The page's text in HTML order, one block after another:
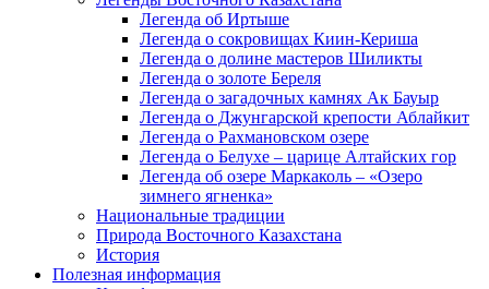
Легенда об Иртыше
Легенда о сокровищах Киин-Кериша
Легенда о долине мастеров Шиликты
Легенда о золоте Береля
Легенда о загадочных камнях Ак Бауыр
Легенда о Джунгарской крепости Аблайкит
Легенда о Рахмановском озере
Легенда о Белухе – царице Алтайских гор
Легенда об озере Маркаколь – «Озеро
зимнего ягненка»
Национальные традиции
Природа Восточного Казахстана
История
Полезная информация